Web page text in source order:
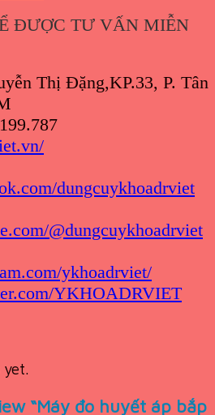
ĐƯỢC TƯ VẤN MIỄN
Thị Đặng,KP.33, P. Tân
dungcuykhoadrviet
@dungcuykhoadrviet
ykhoadrviet/
YKHOADRVIET
yet.
“Máy đo huyết áp bắp